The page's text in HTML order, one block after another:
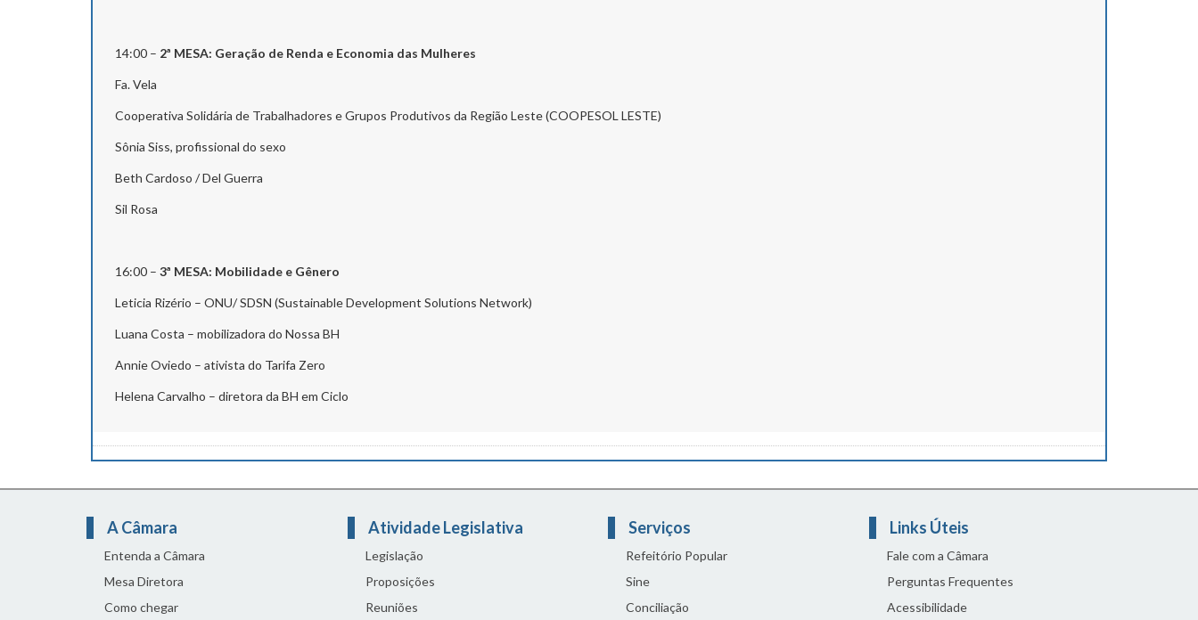
14:00 – 2ª MESA: Geração de Renda e Economia das Mulheres
Fa. Vela
Cooperativa Solidária de Trabalhadores e Grupos Produtivos da Região Leste (COOPESOL LESTE)
Sônia Siss, profissional do sexo
Beth Cardoso / Del Guerra
Sil Rosa
16:00 – 3ª MESA: Mobilidade e Gênero
Leticia Rizério – ONU/ SDSN (Sustainable Development Solutions Network)
Luana Costa – mobilizadora do Nossa BH
Annie Oviedo – ativista do Tarifa Zero
Helena Carvalho – diretora da BH em Ciclo
A Câmara
Entenda a Câmara
Mesa Diretora
Como chegar
Atividade Legislativa
Legislação
Proposições
Reuniões
Serviços
Refeitório Popular
Sine
Conciliação
Links Úteis
Fale com a Câmara
Perguntas Frequentes
Acessibilidade